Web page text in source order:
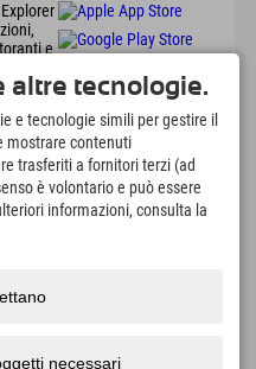
e
4.634km
Piste per lo sci e lo
snowboard
altre tecnologie.
e tecnologie simili per gestire il
mostrare contenuti
trasferiti a fornitori terzi (ad
è volontario e può essere
informazioni, consulta la
necessari